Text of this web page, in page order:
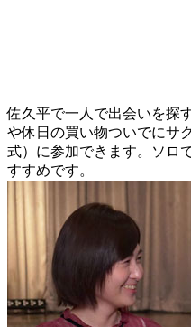
佐久平で一人で出会いを探
や休日の買い物ついでにサ
式）に参加できます。ソロ
すすめです。